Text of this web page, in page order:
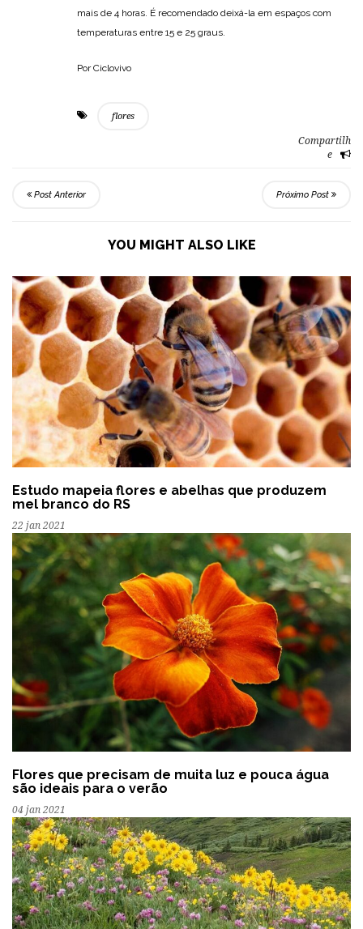
mais de 4 horas. É recomendado deixá-la em espaços com
temperaturas entre 15 e 25 graus.
Por Ciclovivo
flores
Compartilh
e
Post Anterior Próximo Post
YOU MIGHT ALSO LIKE
Estudo mapeia flores e abelhas que produzem
mel branco do RS
22 jan 2021
Flores que precisam de muita luz e pouca água
são ideais para o verão
04 jan 2021